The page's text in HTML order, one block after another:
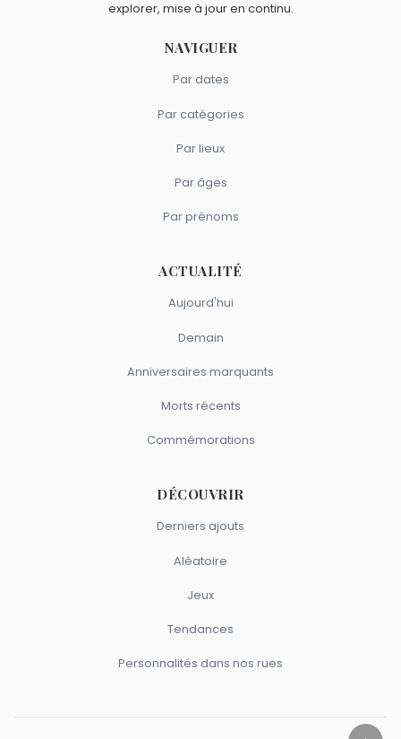
explorer, mise à jour en continu.
NAVIGUER
Par dates
Par catégories
Par lieux
Par âges
Par prénoms
ACTUALITÉ
Aujourd'hui
Demain
Anniversaires marquants
Morts récents
Commémorations
DÉCOUVRIR
Derniers ajouts
Aléatoire
Jeux
Tendances
Personnalités dans nos rues